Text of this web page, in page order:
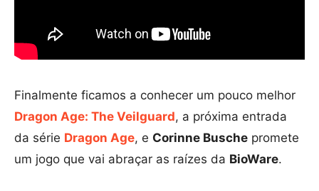
Finalmente ficamos a conhecer um pouco melhor
Dragon Age: The Veilguard, a próxima entrada
da série Dragon Age, e Corinne Busche promete
um jogo que vai abraçar as raízes da BioWare.